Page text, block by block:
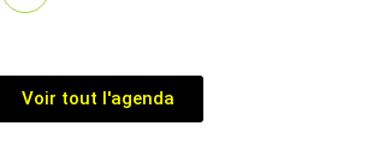
Voir tout l'agenda